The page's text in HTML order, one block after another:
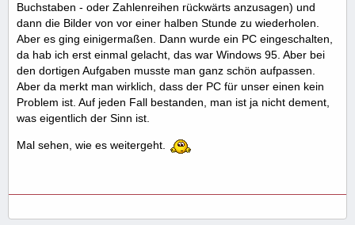
Buchstaben - oder Zahlenreihen rückwärts anzusagen) und
dann die Bilder von vor einer halben Stunde zu wiederholen.
Aber es ging einigermaßen. Dann wurde ein PC eingeschalten,
da hab ich erst einmal gelacht, das war Windows 95. Aber bei
den dortigen Aufgaben musste man ganz schön aufpassen.
Aber da merkt man wirklich, dass der PC für unser einen kein
Problem ist. Auf jeden Fall bestanden, man ist ja nicht dement,
was eigentlich der Sinn ist.
Mal sehen, wie es weitergeht.